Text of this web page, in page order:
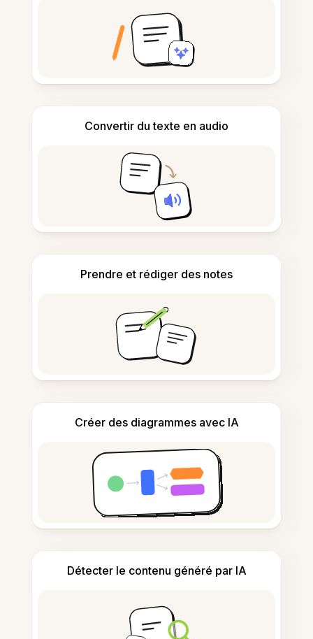
Convertir du texte en audio
Prendre et rédiger des notes
Créer des diagrammes avec IA
Détecter le contenu généré par IA